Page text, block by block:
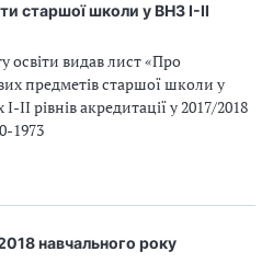
старшої школи у ВНЗ І-ІІ
освіти видав лист «Про
предметів старшої школи у
рівнів акредитації у 2017/2018
1973
навчального року